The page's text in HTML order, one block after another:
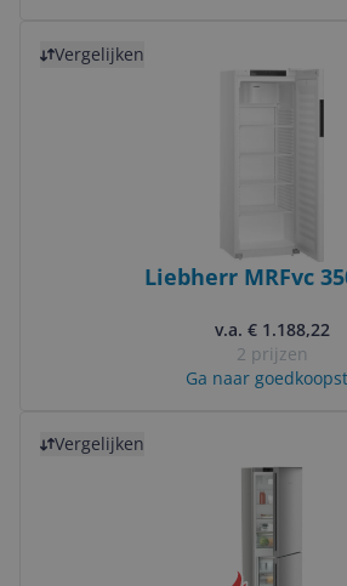
Vergelijken
Liebherr MRFvc
v.a. € 1.188,22
2 prijzen
Ga naar
Vergelijken